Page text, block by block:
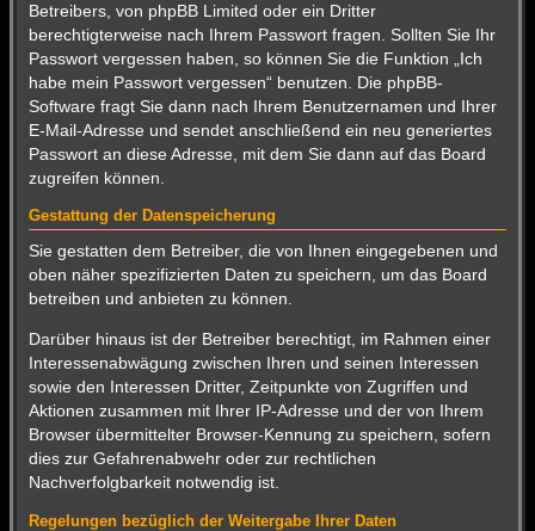
Betreibers, von phpBB Limited oder ein Dritter
berechtigterweise nach Ihrem Passwort fragen. Sollten Sie Ihr
Passwort vergessen haben, so können Sie die Funktion „Ich
habe mein Passwort vergessen“ benutzen. Die phpBB-
Software fragt Sie dann nach Ihrem Benutzernamen und Ihrer
E-Mail-Adresse und sendet anschließend ein neu generiertes
Passwort an diese Adresse, mit dem Sie dann auf das Board
zugreifen können.
Gestattung der Datenspeicherung
Sie gestatten dem Betreiber, die von Ihnen eingegebenen und
oben näher spezifizierten Daten zu speichern, um das Board
betreiben und anbieten zu können.
Darüber hinaus ist der Betreiber berechtigt, im Rahmen einer
Interessenabwägung zwischen Ihren und seinen Interessen
sowie den Interessen Dritter, Zeitpunkte von Zugriffen und
Aktionen zusammen mit Ihrer IP-Adresse und der von Ihrem
Browser übermittelter Browser-Kennung zu speichern, sofern
dies zur Gefahrenabwehr oder zur rechtlichen
Nachverfolgbarkeit notwendig ist.
Regelungen bezüglich der Weitergabe Ihrer Daten